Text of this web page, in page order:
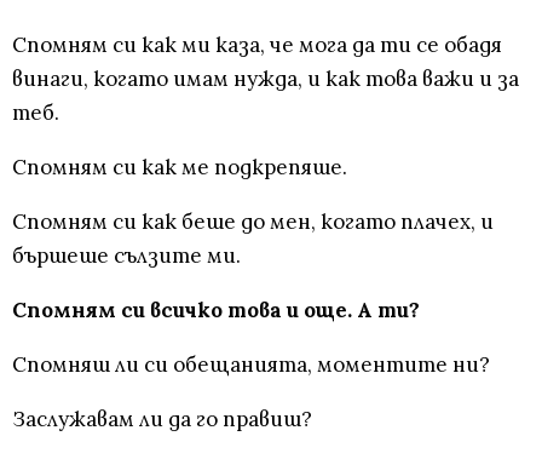
Спомням си как ми каза, че мога да ти се обадя
винаги, когато имам нужда, и как това важи и за
теб.
Спомням си как ме подкрепяше.
Спомням си как беше до мен, когато плачех, и
бършеше сълзите ми.
Спомням си всичко това и още. А ти?
Спомняш ли си обещанията, моментите ни?
Заслужавам ли да го правиш?